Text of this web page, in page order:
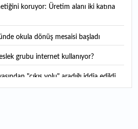
okula dönüş mesaisi başladı
grubu internet kullanıyor?
"çıkış yolu" aradığı iddia edildi